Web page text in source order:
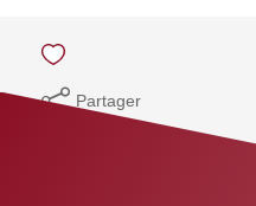
Partager